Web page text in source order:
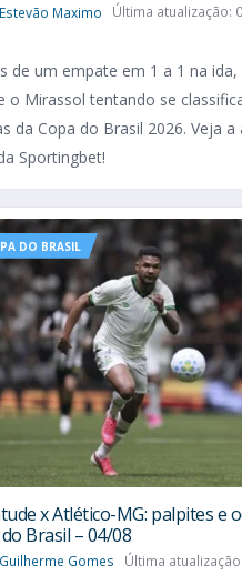
Estevão Maximo Última atualização:
de um empate em 1 a 1 na
o Mirassol tentando se
da Copa do Brasil 2026. Veja a
Sportingbet!
DO BRASIL
x Atlético-MG: palpites e
Brasil – 04/08
Guilherme Gomes Última